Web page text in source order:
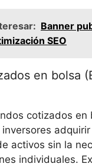
Banner
SEO
en bolsa
cotizados en
activos⁢ sin la
individuales.